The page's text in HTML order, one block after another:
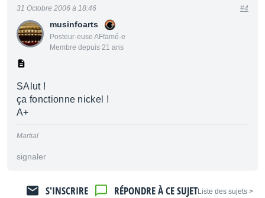
musinfoarts
Posteur·euse AFfamé·e
Membre depuis 21 ans
31 Octobre 2006 à 18:46 #4
SAlut !
ça fonctionne nickel !
A+
Martial
signaler
< Liste des sujets
RÉPONDRE À CE SUJET
S'INSCRIRE